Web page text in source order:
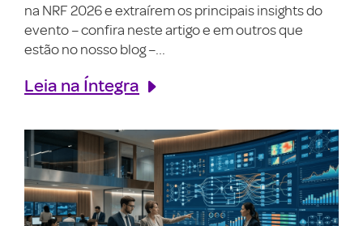
na NRF 2026 e extraírem os principais insights do
evento – confira neste artigo e em outros que
estão no nosso blog –...
Leia na Íntegra